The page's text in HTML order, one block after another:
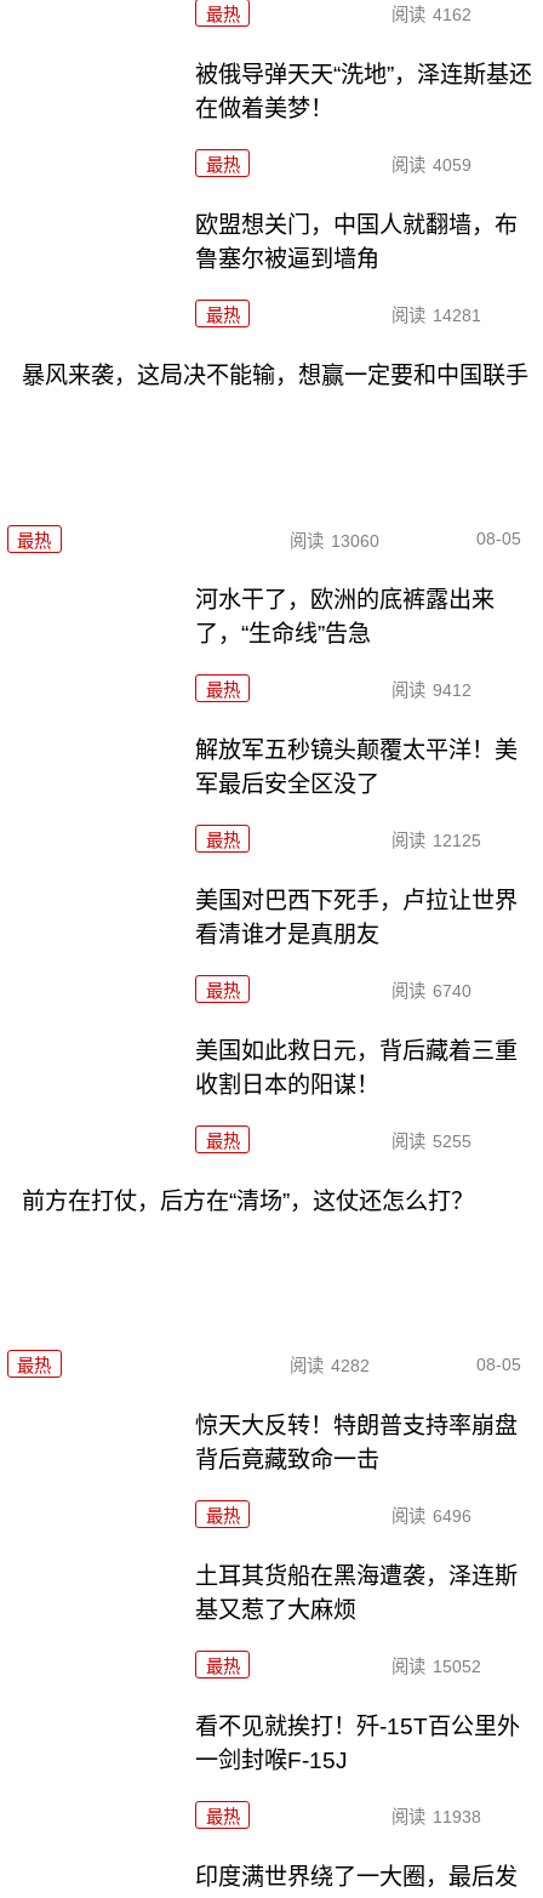
最热 阅读 4162
被俄导弹天天“洗地”，泽连斯基还
在做着美梦！
最热 阅读 4059
欧盟想关门，中国人就翻墙，布
鲁塞尔被逼到墙角
最热 阅读 14281
暴风来袭，这局决不能输，想赢一定要和中国联手
最热 阅读 13060 08-05
河水干了，欧洲的底裤露出来
了，“生命线”告急
最热 阅读 9412
解放军五秒镜头颠覆太平洋！美
军最后安全区没了
最热 阅读 12125
美国对巴西下死手，卢拉让世界
看清谁才是真朋友
最热 阅读 6740
美国如此救日元，背后藏着三重
收割日本的阳谋！
最热 阅读 5255
前方在打仗，后方在“清场”，这仗还怎么打？
最热 阅读 4282 08-05
惊天大反转！特朗普支持率崩盘
背后竟藏致命一击
最热 阅读 6496
土耳其货船在黑海遭袭，泽连斯
基又惹了大麻烦
最热 阅读 15052
看不见就挨打！歼-15T百公里外
一剑封喉F-15J
最热 阅读 11938
印度满世界绕了一大圈，最后发